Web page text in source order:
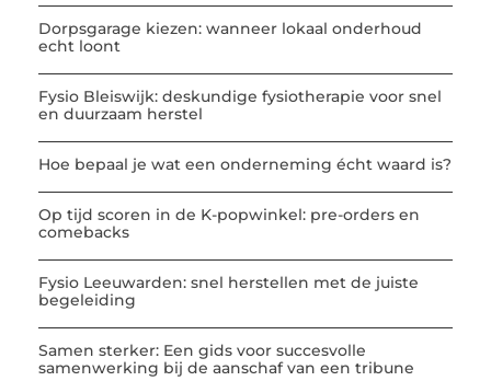
Dorpsgarage kiezen: wanneer lokaal onderhoud
echt loont
Fysio Bleiswijk: deskundige fysiotherapie voor snel
en duurzaam herstel
Hoe bepaal je wat een onderneming écht waard is?
Op tijd scoren in de K-popwinkel: pre-orders en
comebacks
Fysio Leeuwarden: snel herstellen met de juiste
begeleiding
Samen sterker: Een gids voor succesvolle
samenwerking bij de aanschaf van een tribune